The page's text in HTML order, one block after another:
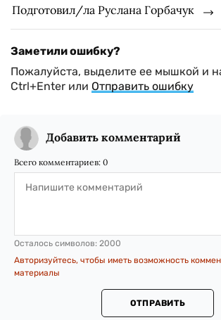
Подготовил/ла Руслана Горбачук
Заметили ошибку?
Пожалуйста, выделите ее мышкой и
Ctrl+Enter или Отправить ошибку
Добавить комментарий
Всего комментариев: 0
Осталось символов: 2000
Авторизуйтесь, чтобы иметь возможность
материалы
ОТПРАВИТЬ